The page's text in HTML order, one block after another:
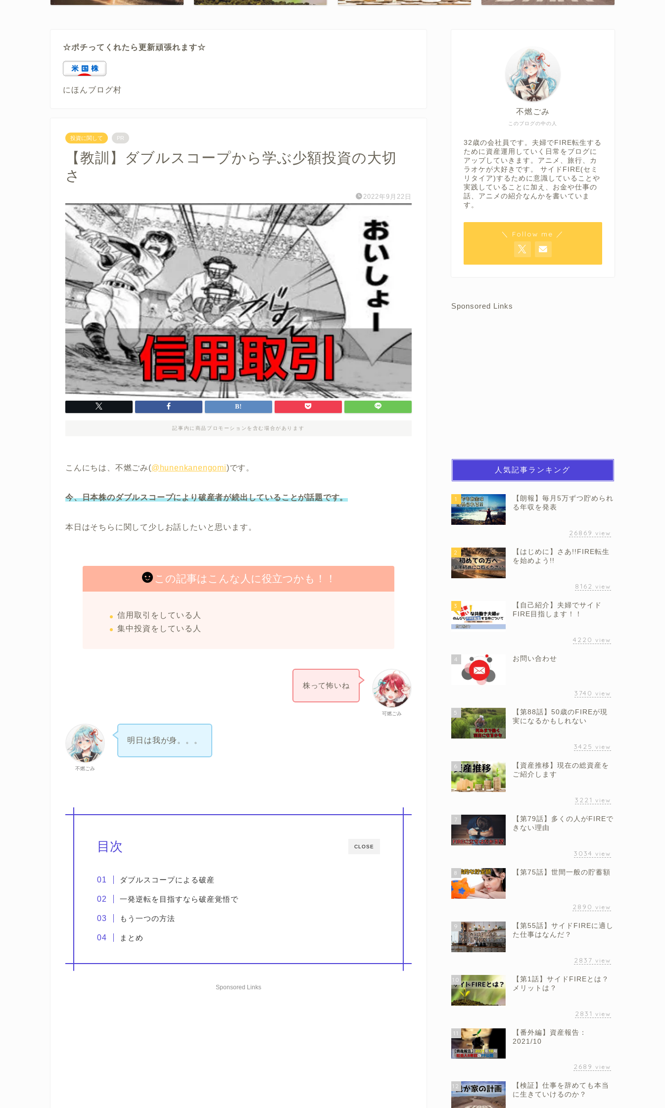
☆ポチってくれたら更新頑張れます☆
にほんブログ村
投資に関して PR
【教訓】ダブルスコープから学ぶ少額投資の大切
さ
2022年9月22日
記事内に商品プロモーションを含む場合があります
こんにちは、不燃ごみ(@hunenkanengomi)です。
今、日本株のダブルスコープにより破産者が続出していることが話題です。
本日はそちらに関して少しお話したいと思います。
この記事はこんな人に役立つかも！！
信用取引をしている人
集中投資をしている人
可燃ごみ
株って怖いね
不燃ごみ
明日は我が身。。。
CLOSE
目次
ダブルスコープによる破産
一発逆転を目指すなら破産覚悟で
もう一つの方法
まとめ
Sponsored Links
このブログの中の人
不燃ごみ
32歳の会社員です。夫婦でFIRE転生する
ために資産運用していく日常をブログに
アップしていきます。アニメ、旅行、カ
ラオケが大好きです。 サイドFIRE(セミ
リタイア)するために意識していることや
実践していることに加え、お金や仕事の
話、アニメの紹介なんかを書いていま
す。
＼ Follow me ／
Sponsored Links
人気記事ランキング
1
【朗報】毎月5万ずつ貯められ
る年収を発表
26869 view
2
【はじめに】さあ!!FIRE転生
を始めよう!!
8162 view
3
【自己紹介】夫婦でサイド
FIRE目指します！！
4220 view
4 お問い合わせ
3740 view
5
【第88話】50歳のFIREが現
実になるかもしれない
3425 view
6
【資産推移】現在の総資産を
ご紹介します
3221 view
7
【第79話】多くの人がFIREで
きない理由
3034 view
8 【第75話】世間一般の貯蓄額
2890 view
9
【第55話】サイドFIREに適し
た仕事はなんだ？
2837 view
10
【第1話】サイドFIREとは？
メリットは？
2831 view
11
【番外編】資産報告：
2021/10
2689 view
12
【検証】仕事を辞めても本当
に生きていけるのか？